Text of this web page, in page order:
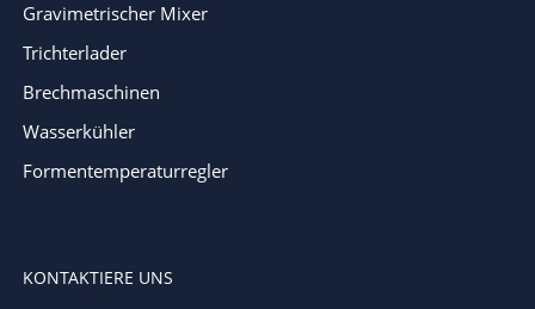
Gravimetrischer Mixer
Trichterlader
Brechmaschinen
Wasserkühler
Formentemperaturregler
KONTAKTIERE UNS